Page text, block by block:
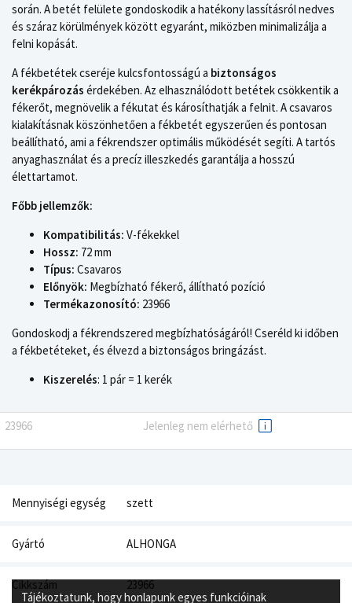
során. A betét felülete gondoskodik a hatékony lassításról nedves
és száraz körülmények között egyaránt, miközben minimalizálja a
felni kopását.
A fékbetétek cseréje kulcsfontosságú a biztonságos
kerékpározás érdekében. Az elhasználódott betétek csökkentik a
fékerőt, megnövelik a fékutat és károsíthatják a felnit. A csavaros
kialakításnak köszönhetően a fékbetét egyszerűen és pontosan
beállítható, ami a fékrendszer optimális működését segíti. A tartós
anyaghasználat és a precíz illeszkedés garantálja a hosszú
élettartamot.
Főbb jellemzők:
Kompatibilitás: V-fékekkel
Hossz: 72 mm
Típus: Csavaros
Előnyök: Megbízható fékerő, állítható pozíció
Termékazonosító: 23966
Gondoskodj a fékrendszered megbízhatóságáról! Cseréld ki időben
a fékbetéteket, és élvezd a biztonságos bringázást.
Kiszerelés: 1 pár = 1 kerék
23966 Jelenleg nem elérhető
Mennyiségi egység szett
Gyártó ALHONGA
Cikkszám
23966
Tájékoztatunk, hogy honlapunk egyes funkcióinak